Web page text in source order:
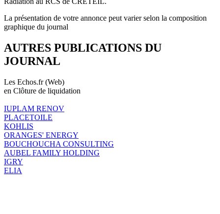
La présentation de votre annonce peut varier selon la composition
graphique du journal
AUTRES PUBLICATIONS DU
JOURNAL
Les Echos.fr (Web)
en Clôture de liquidation
IUPLAM RENOV
PLACETOILE
KOHLIS
ORANGES' ENERGY
BOUCHOUCHA CONSULTING
AUBEL FAMILY HOLDING
IGRY
ELIA